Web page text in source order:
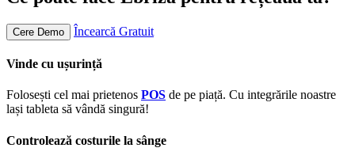
Cere Demo Încearcă Gratuit
Vinde cu ușurință
Folosești cel mai prietenos POS de pe piață. Cu integrările noastre
lași tableta să vândă singură!
Controlează costurile la sânge